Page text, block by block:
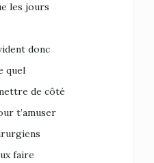
les jours
donc
quel
de côté
t’amuser
faire